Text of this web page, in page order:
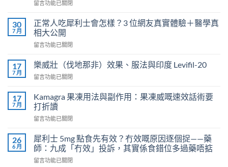
在
期
服
用
威
鋼
導
不
孕
嗎？
實
證
告
留言功能已關閉
30
7 月
正常人吃犀利士會怎樣？3 位網友真實體驗＋醫學真
相大公開
在
常
人
吃
利
士
怎
3
位
網
留言功能已關閉
17
7 月
樂威壯（伐地那非）效果、服法與印度 Levifil-20
在
威
壯
（伐
地
非）
效
果、
服
留言功能已關閉
17
7 月
Kamagra 果凍用法與副作用：果凍威嘅速效話術要
打折讀
在
果
凍
用
法
留言功能已關閉
26
6 月
犀利士 5mg 點食先有效？冇效嘅原因逐個捉——藥
師：九成「冇效」投訴，其實係食錯位多過藥唔掂
在
留言功能已關閉